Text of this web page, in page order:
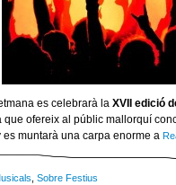
es celebrarà la XVII edició
que ofereix al públic mallorquí
muntarà una carpa enorme a
Sobre Festius